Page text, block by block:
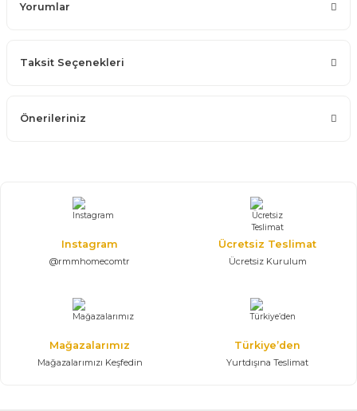
Yorumlar
Taksit Seçenekleri
Önerileriniz
Instagram
@rmmhomecomtr
Ücretsiz Teslimat
Ücretsiz Kurulum
Mağazalarımız
Mağazalarımızı Keşfedin
Türkiye’den
Yurtdışına Teslimat